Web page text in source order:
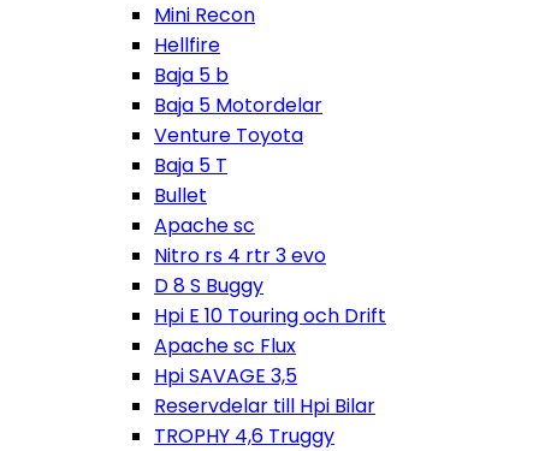
Mini Recon
Hellfire
Baja 5 b
Baja 5 Motordelar
Venture Toyota
Baja 5 T
Bullet
Apache sc
Nitro rs 4 rtr 3 evo
D 8 S Buggy
Hpi E 10 Touring och Drift
Apache sc Flux
Hpi SAVAGE 3,5
Reservdelar till Hpi Bilar
TROPHY 4,6 Truggy